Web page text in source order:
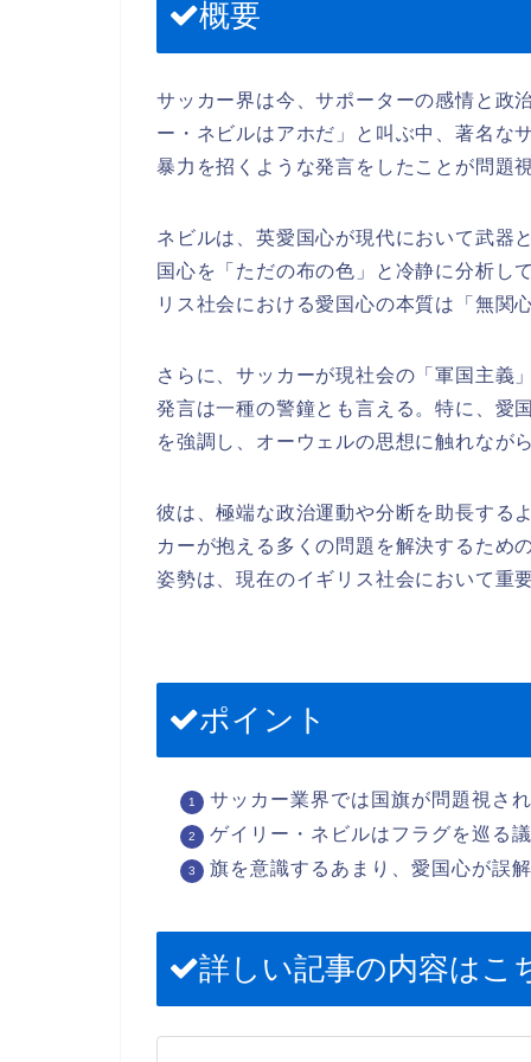
概要
サッカー界は今、サポーターの感情と政
ー・ネビルはアホだ」と叫ぶ中、著名な
暴力を招くような発言をしたことが問題
ネビルは、英愛国心が現代において武器
国心を「ただの布の色」と冷静に分析し
リス社会における愛国心の本質は「無関
さらに、サッカーが現社会の「軍国主義
発言は一種の警鐘とも言える。特に、愛
を強調し、オーウェルの思想に触れなが
彼は、極端な政治運動や分断を助長する
カーが抱える多くの問題を解決するため
姿勢は、現在のイギリス社会において重
ポイント
サッカー業界では国旗が問題視さ
ゲイリー・ネビルはフラグを巡る
旗を意識するあまり、愛国心が誤
詳しい記事の内容はこ